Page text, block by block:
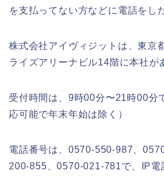
を支払ってない方などに電話をし
株式会社アイヴィジットは、東京
ライズアリーナビル14階に本社が
受付時間は、9時00分〜21時00分
応可能で年末年始は除く）
電話番号は、0570-550-987、
200-855、0570-021-781で、IP